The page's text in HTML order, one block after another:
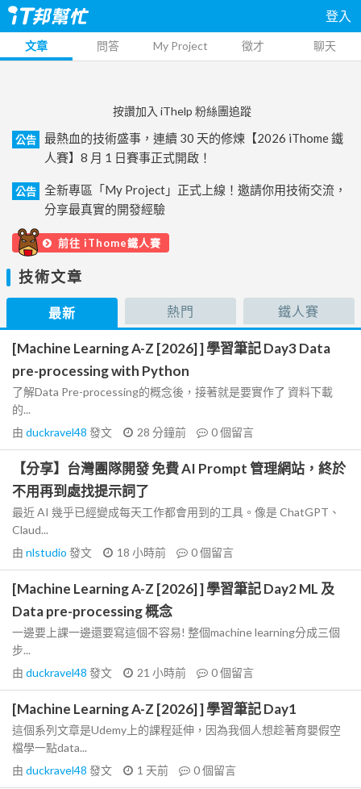
登入
文章 問答 My Project 徵才 聊天
按讚加入 iThelp 粉絲團追蹤
公告
最熱血的技術盛事，連續 30 天的修煉【2026 iThome 鐵
人賽】8 月 1 日賽事正式開啟！
公告
全新專區「My Project」正式上線！邀請你用技術交流，
分享最真實的開發經驗
前往 iThome鐵人賽
技術文章
最新 熱門 鐵人賽
[Machine Learning A-Z [2026] ] 學習筆記 Day3 Data
pre-processing with Python
了解Data Pre-processing的概念後，接著就是要實作了 資料下載
的...
由 duckravel48 發文 28 分鐘前 0個留言
【分享】台灣團隊開發 免費 AI Prompt 管理網站，終於
不用再到處找提示詞了
最近 AI 幾乎已經變成每天工作都會用到的工具。像是 ChatGPT、
Claud...
由 nlstudio 發文 18 小時前 0個留言
[Machine Learning A-Z [2026] ] 學習筆記 Day2 ML 及
Data pre-processing 概念
一邊要上課一邊還要寫這個不容易! 整個machine learning分成三個
步...
由 duckravel48 發文 21 小時前 0個留言
[Machine Learning A-Z [2026] ] 學習筆記 Day1
這個系列文章是Udemy上的課程延伸，因為我個人想趁著育嬰假空
檔學一點data...
由 duckravel48 發文 1 天前 0個留言